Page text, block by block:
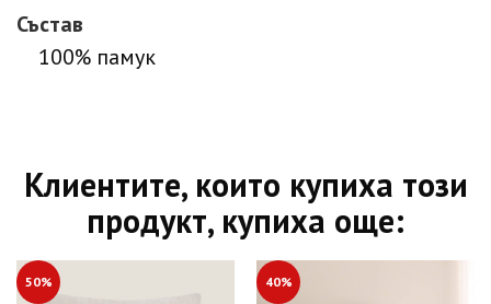
Състав
100% памук
Клиентите, които купиха този
продукт, купиха още:
50% 40%